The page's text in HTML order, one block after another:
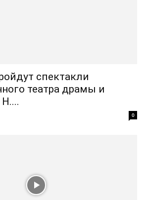
спектакли
театра драмы и
0